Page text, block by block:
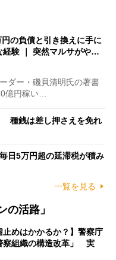
円の負債と引き換えに手に
経験 ｜ 突然マルサがや…
ダー・磯貝清明氏の著書
億円稼い…
種銭は差し押さえを免れ
日5万円超の延滞税が積み
一覧を見る
の活路」
止めはかかるか？】警察庁
察組織の構造改革」 実